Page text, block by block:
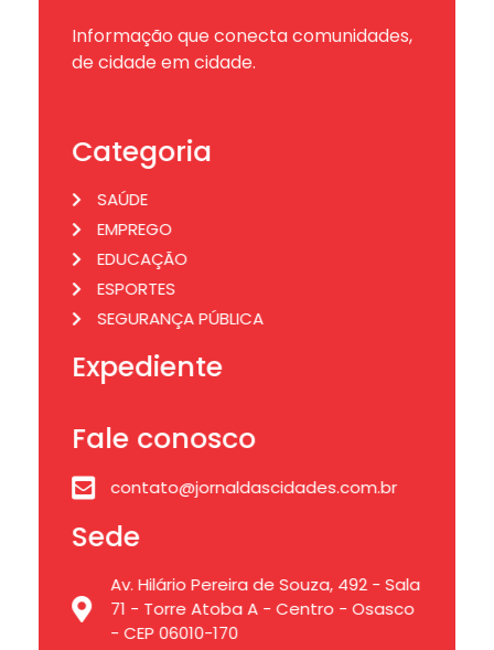
Informação que conecta comunidades,
de cidade em cidade.
Categoria
SAÚDE
EMPREGO
EDUCAÇÃO
ESPORTES
SEGURANÇA PÚBLICA
Expediente
Fale conosco
contato@jornaldascidades.com.br
Sede
Av. Hilário Pereira de Souza, 492 - Sala
71 - Torre Atoba A - Centro - Osasco
- CEP 06010-170